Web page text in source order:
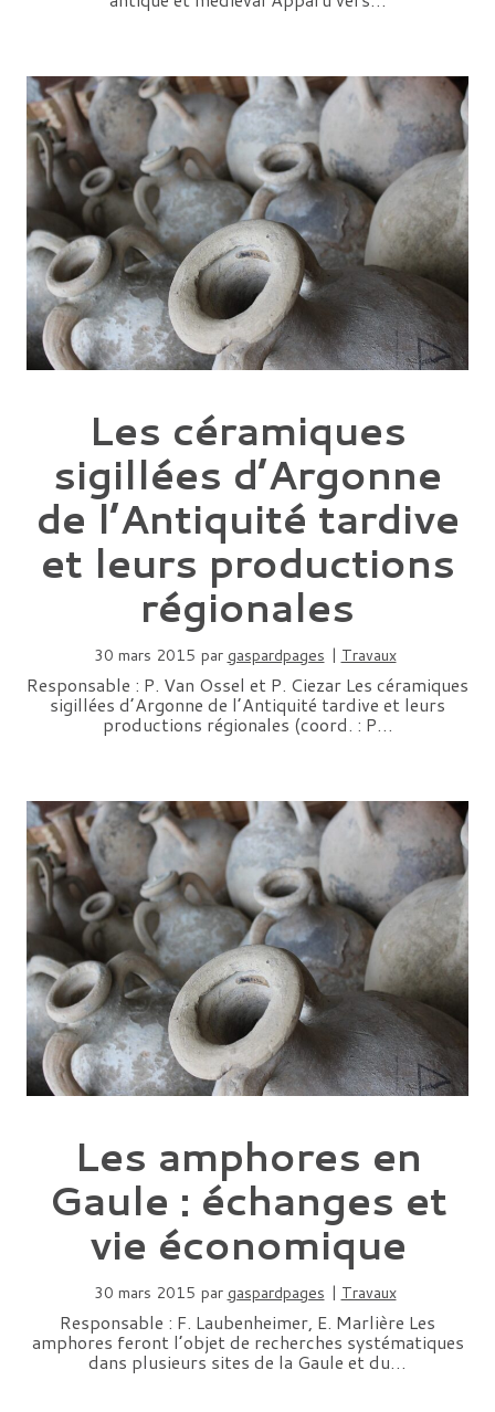
Les céramiques
sigillées d’Argonne
de l’Antiquité tardive
et leurs productions
régionales
30 mars 2015 par gaspardpages | Travaux
Responsable : P. Van Ossel et P. Ciezar Les céramiques
sigillées d’Argonne de l’Antiquité tardive et leurs
productions régionales (coord. : P…
Les amphores en
Gaule : échanges et
vie économique
30 mars 2015 par gaspardpages | Travaux
Responsable : F. Laubenheimer, E. Marlière Les
amphores feront l’objet de recherches systématiques
dans plusieurs sites de la Gaule et du…